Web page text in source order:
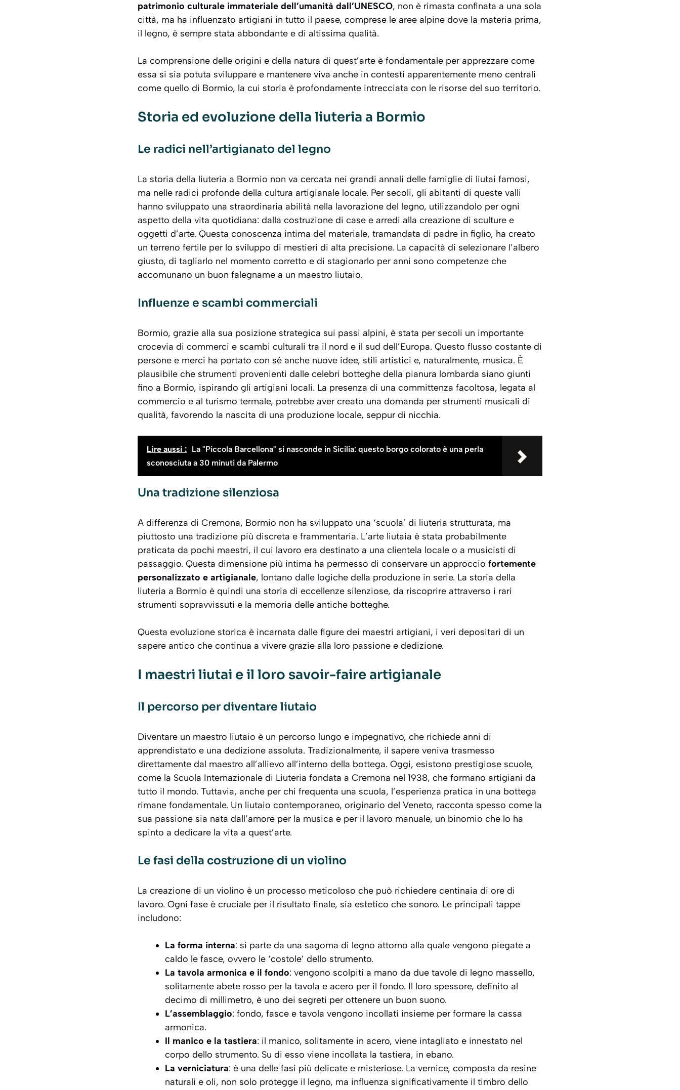
patrimonio culturale immateriale dell’umanità dall’UNESCO, non è rimasta confinata a una sola
città, ma ha influenzato artigiani in tutto il paese, comprese le aree alpine dove la materia prima,
il legno, è sempre stata abbondante e di altissima qualità.
La comprensione delle origini e della natura di quest’arte è fondamentale per apprezzare come
essa si sia potuta sviluppare e mantenere viva anche in contesti apparentemente meno centrali
come quello di Bormio, la cui storia è profondamente intrecciata con le risorse del suo territorio.
Storia ed evoluzione della liuteria a Bormio
Le radici nell’artigianato del legno
La storia della liuteria a Bormio non va cercata nei grandi annali delle famiglie di liutai famosi,
ma nelle radici profonde della cultura artigianale locale. Per secoli, gli abitanti di queste valli
hanno sviluppato una straordinaria abilità nella lavorazione del legno, utilizzandolo per ogni
aspetto della vita quotidiana: dalla costruzione di case e arredi alla creazione di sculture e
oggetti d’arte. Questa conoscenza intima del materiale, tramandata di padre in figlio, ha creato
un terreno fertile per lo sviluppo di mestieri di alta precisione. La capacità di selezionare l’albero
giusto, di tagliarlo nel momento corretto e di stagionarlo per anni sono competenze che
accomunano un buon falegname a un maestro liutaio.
Influenze e scambi commerciali
Bormio, grazie alla sua posizione strategica sui passi alpini, è stata per secoli un importante
crocevia di commerci e scambi culturali tra il nord e il sud dell’Europa. Questo flusso costante di
persone e merci ha portato con sé anche nuove idee, stili artistici e, naturalmente, musica. È
plausibile che strumenti provenienti dalle celebri botteghe della pianura lombarda siano giunti
fino a Bormio, ispirando gli artigiani locali. La presenza di una committenza facoltosa, legata al
commercio e al turismo termale, potrebbe aver creato una domanda per strumenti musicali di
qualità, favorendo la nascita di una produzione locale, seppur di nicchia.
Lire aussi : La "Piccola Barcellona" si nasconde in Sicilia: questo borgo colorato è una perla
sconosciuta a 30 minuti da Palermo
Una tradizione silenziosa
A differenza di Cremona, Bormio non ha sviluppato una ‘scuola’ di liuteria strutturata, ma
piuttosto una tradizione più discreta e frammentaria. L’arte liutaia è stata probabilmente
praticata da pochi maestri, il cui lavoro era destinato a una clientela locale o a musicisti di
passaggio. Questa dimensione più intima ha permesso di conservare un approccio fortemente
personalizzato e artigianale, lontano dalle logiche della produzione in serie. La storia della
liuteria a Bormio è quindi una storia di eccellenze silenziose, da riscoprire attraverso i rari
strumenti sopravvissuti e la memoria delle antiche botteghe.
Questa evoluzione storica è incarnata dalle figure dei maestri artigiani, i veri depositari di un
sapere antico che continua a vivere grazie alla loro passione e dedizione.
I maestri liutai e il loro savoir-faire artigianale
Il percorso per diventare liutaio
Diventare un maestro liutaio è un percorso lungo e impegnativo, che richiede anni di
apprendistato e una dedizione assoluta. Tradizionalmente, il sapere veniva trasmesso
direttamente dal maestro all’allievo all’interno della bottega. Oggi, esistono prestigiose scuole,
come la Scuola Internazionale di Liuteria fondata a Cremona nel 1938, che formano artigiani da
tutto il mondo. Tuttavia, anche per chi frequenta una scuola, l’esperienza pratica in una bottega
rimane fondamentale. Un liutaio contemporaneo, originario del Veneto, racconta spesso come la
sua passione sia nata dall’amore per la musica e per il lavoro manuale, un binomio che lo ha
spinto a dedicare la vita a quest’arte.
Le fasi della costruzione di un violino
La creazione di un violino è un processo meticoloso che può richiedere centinaia di ore di
lavoro. Ogni fase è cruciale per il risultato finale, sia estetico che sonoro. Le principali tappe
includono:
La forma interna: si parte da una sagoma di legno attorno alla quale vengono piegate a
caldo le fasce, ovvero le ‘costole’ dello strumento.
La tavola armonica e il fondo: vengono scolpiti a mano da due tavole di legno massello,
solitamente abete rosso per la tavola e acero per il fondo. Il loro spessore, definito al
decimo di millimetro, è uno dei segreti per ottenere un buon suono.
L’assemblaggio: fondo, fasce e tavola vengono incollati insieme per formare la cassa
armonica.
Il manico e la tastiera: il manico, solitamente in acero, viene intagliato e innestato nel
corpo dello strumento. Su di esso viene incollata la tastiera, in ebano.
La verniciatura: è una delle fasi più delicate e misteriose. La vernice, composta da resine
naturali e oli, non solo protegge il legno, ma influenza significativamente il timbro dello